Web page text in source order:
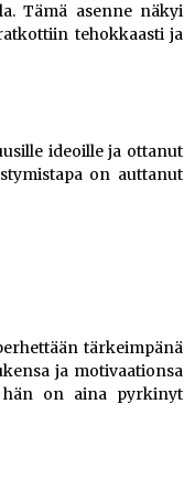
Tämä asenne näkyi
tehokkaasti ja
ideoille ja ottanut
on auttanut
tärkeimpänä
ja motivaationsa
hän on aina pyrkinyt